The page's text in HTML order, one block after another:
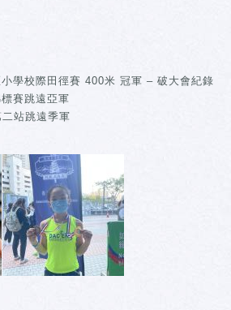
學校際田徑賽 400米 冠軍 – 破大會紀錄
賽跳遠亞軍
站跳遠季軍